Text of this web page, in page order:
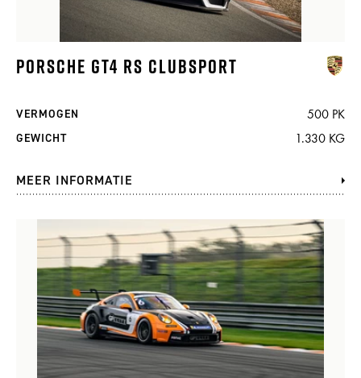
PORSCHE GT4 RS CLUBSPORT
VERMOGEN 500 PK
GEWICHT 1.330 KG
MEER INFORMATIE